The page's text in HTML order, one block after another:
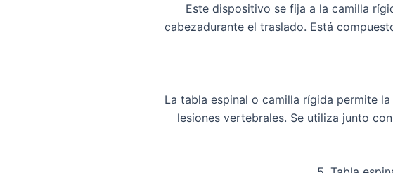
Este dispositivo se fija a la camilla
cabezadurante el traslado. Está
La tabla espinal o camilla rígida permite
lesiones vertebrales. Se utiliza junto